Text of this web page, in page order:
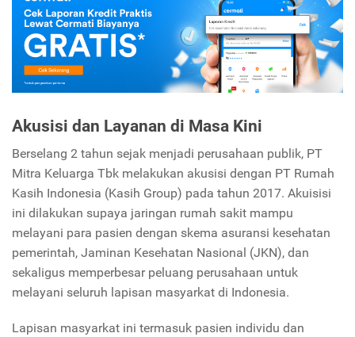
Akusisi dan Layanan di Masa Kini
Berselang 2 tahun sejak menjadi perusahaan publik, PT
Mitra Keluarga Tbk melakukan akusisi dengan PT Rumah
Kasih Indonesia (Kasih Group) pada tahun 2017. Akuisisi
ini dilakukan supaya jaringan rumah sakit mampu
melayani para pasien dengan skema asuransi kesehatan
pemerintah, Jaminan Kesehatan Nasional (JKN), dan
sekaligus memperbesar peluang perusahaan untuk
melayani seluruh lapisan masyarkat di Indonesia.
Lapisan masyarkat ini termasuk pasien individu dan